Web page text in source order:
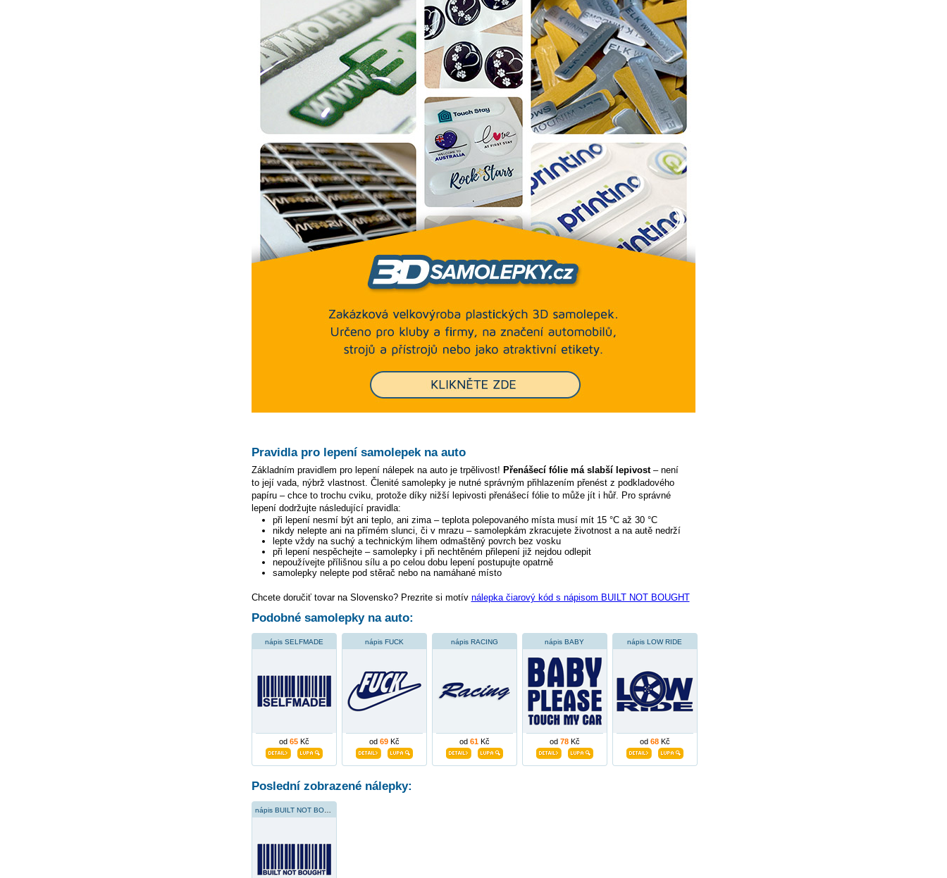
Pravidla pro lepení samolepek na auto
Základním pravidlem pro lepení nálepek na auto je trpělivost! Přenášecí fólie má slabší lepivost– není
to její vada, nýbrž vlastnost. Členité samolepky je nutné správným přihlazením přenést z podkladového
papíru – chce to trochu cviku, protože díky nižší lepivosti přenášecí fólie to může jít i hůř. Pro správné
lepení dodržujte následující pravidla:
při lepení nesmí být ani teplo, ani zima – teplota polepovaného místa musí mít 15 °C až 30 °C
nikdy nelepte ani na přímém slunci, či v mrazu – samolepkám zkracujete životnost a na autě nedrží
lepte vždy na suchý a technickým lihem odmaštěný povrch bez vosku
při lepení nespěchejte – samolepky i při nechtěném přilepení již nejdou odlepit
nepoužívejte přílišnou sílu a po celou dobu lepení postupujte opatrně
samolepky nelepte pod stěrač nebo na namáhané místo
Chcete doručiť tovar na Slovensko? Prezrite si motív nálepka čiarový kód s nápisom BUILT NOT BOUGHT
Podobné samolepky na auto:
nápis SELFMADE
od 65Kč
nápis FUCK
od 69Kč
nápis RACING
od 61Kč
nápis BABY
od 78Kč
nápis LOW RIDE
od 68Kč
Poslední zobrazené nálepky:
nápis BUILT NOT BOUGHT